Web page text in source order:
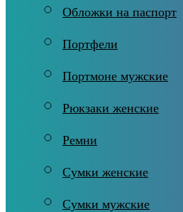
Обложки на паспорт
Портфели
Портмоне мужские
Рюкзаки женские
Ремни
Сумки женские
Сумки мужские